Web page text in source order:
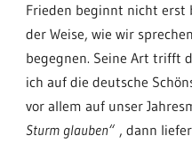
Frieden beginnt nicht erst
der Weise, wie wir
begegnen. Seine Art trifft
ich auf die deutsche
vor allem auf unser
Sturm glauben“ , dann